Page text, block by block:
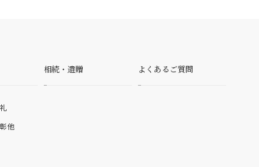
他
相続・遺贈 よくあるご質問